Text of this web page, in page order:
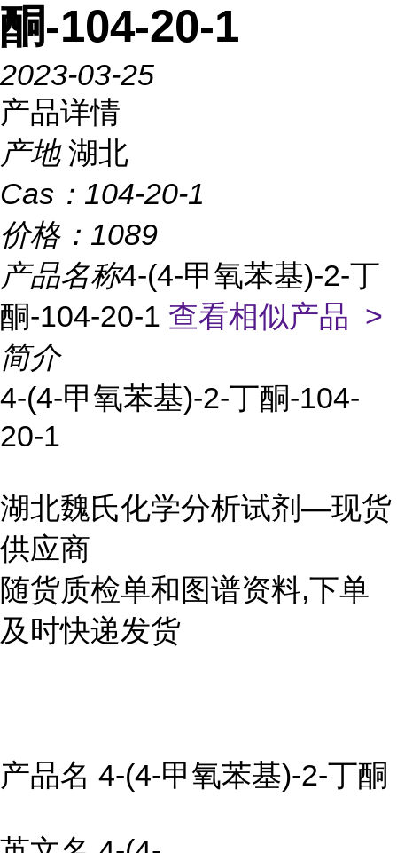
酮-104-20-1
2023-03-25
产品详情
产地 湖北
Cas： 104-20-1
价格： 1089
产品名称4-(4-甲氧苯基)-2-丁
酮-104-20-1 查看相似产品 >
简介
4-(4-甲氧苯基)-2-丁酮-104-
20-1
湖北魏氏化学分析试剂—现货
供应商
随货质检单和图谱资料,下单
及时快递发货
产品名 4-(4-甲氧苯基)-2-丁酮